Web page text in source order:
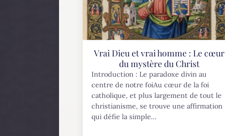
Vrai Dieu et vrai homme : Le cœur
du mystère du Christ
Introduction : Le paradoxe divin au
centre de notre foiAu cœur de la foi
catholique, et plus largement de tout le
christianisme, se trouve une affirmation
qui défie la simple...